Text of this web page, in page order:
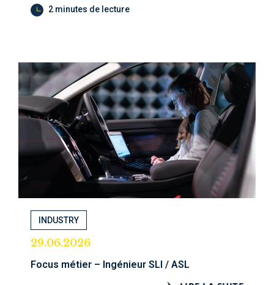
2 minutes de lecture
INDUSTRY
29.06.2026
Focus métier – Ingénieur SLI / ASL